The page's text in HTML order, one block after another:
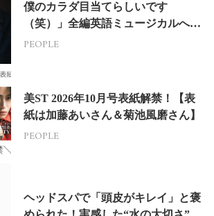
僕のカラダ目当てらしいです
（笑）」全編英語ミュージカルへの
挑戦
PEOPLE
美ST 2026年10月号表紙解禁！【表
紙は加藤あいさん＆菊池風磨さん】
PEOPLE
ヘッドスパで「頭皮がキレイ」と褒